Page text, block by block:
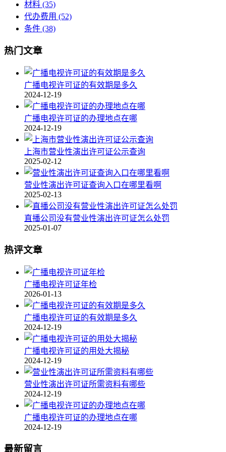
材料 (35)
代办费用 (52)
条件 (38)
热门文章
广播电视许可证的有效期是多久
2024-12-19
广播电视许可证的办理地点在哪
2024-12-19
上海市营业性演出许可证公示查询
2025-02-12
营业性演出许可证查询入口在哪里看啊
2025-02-13
直播公司没有营业性演出许可证怎么处罚
2025-01-07
热评文章
广播电视许可证年检
2026-01-13
广播电视许可证的有效期是多久
2024-12-19
广播电视许可证的用处大揭秘
2024-12-19
营业性演出许可证所需资料有哪些
2024-12-19
广播电视许可证的办理地点在哪
2024-12-19
最新留言